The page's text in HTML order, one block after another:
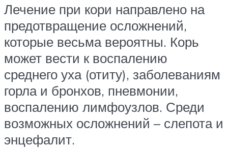
Лечение при кори направлено на
предотвращение осложнений,
которые весьма вероятны. Корь
может вести к воспалению
среднего уха (отиту), заболеваниям
горла и бронхов, пневмонии,
воспалению лимфоузлов. Среди
возможных осложнений – слепота и
энцефалит.